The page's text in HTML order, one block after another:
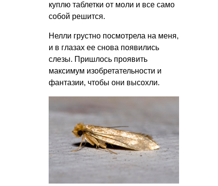
куплю таблетки от моли и все само
собой решится.
Нелли грустно посмотрела на меня,
и в глазах ее снова появились
слезы. Пришлось проявить
максимум изобретательности и
фантазии, чтобы они высохли.